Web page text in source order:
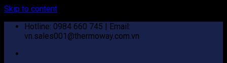
Skip to content
Hotline: 0984 660 745 | Email:
vn.sales001@thermoway.com.vn